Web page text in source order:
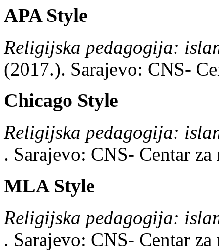
APA Style
Religijska pedagogija:
(2017.). Sarajevo: CNS-
Chicago Style
Religijska pedagogija:
. Sarajevo: CNS- Centar za
MLA Style
Religijska pedagogija:
. Sarajevo: CNS- Centar za